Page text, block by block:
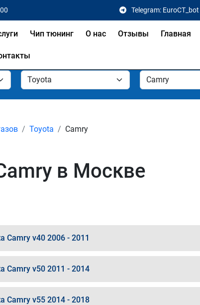
Telegram: EuroCT_bot
Чип тюнинг О нас Отзывы Главная
Toyota Camry
в Москве
Camry v40 2006 - 2011
Camry v50 2011 - 2014
Camry v55 2014 - 2018